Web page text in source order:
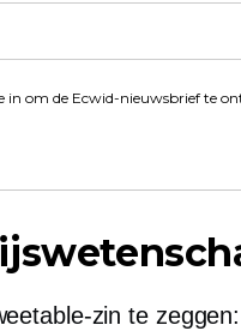
in om de Ecwid-nieuwsbrief te
zin te